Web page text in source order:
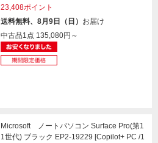
23,408ポイント
送料無料、8月9日（日） お届け
中古品1点 135,080円～
Microsoft ノートパソコン Surface Pro(第1
1世代) ブラック EP2-19229 [Copilot+ PC /1